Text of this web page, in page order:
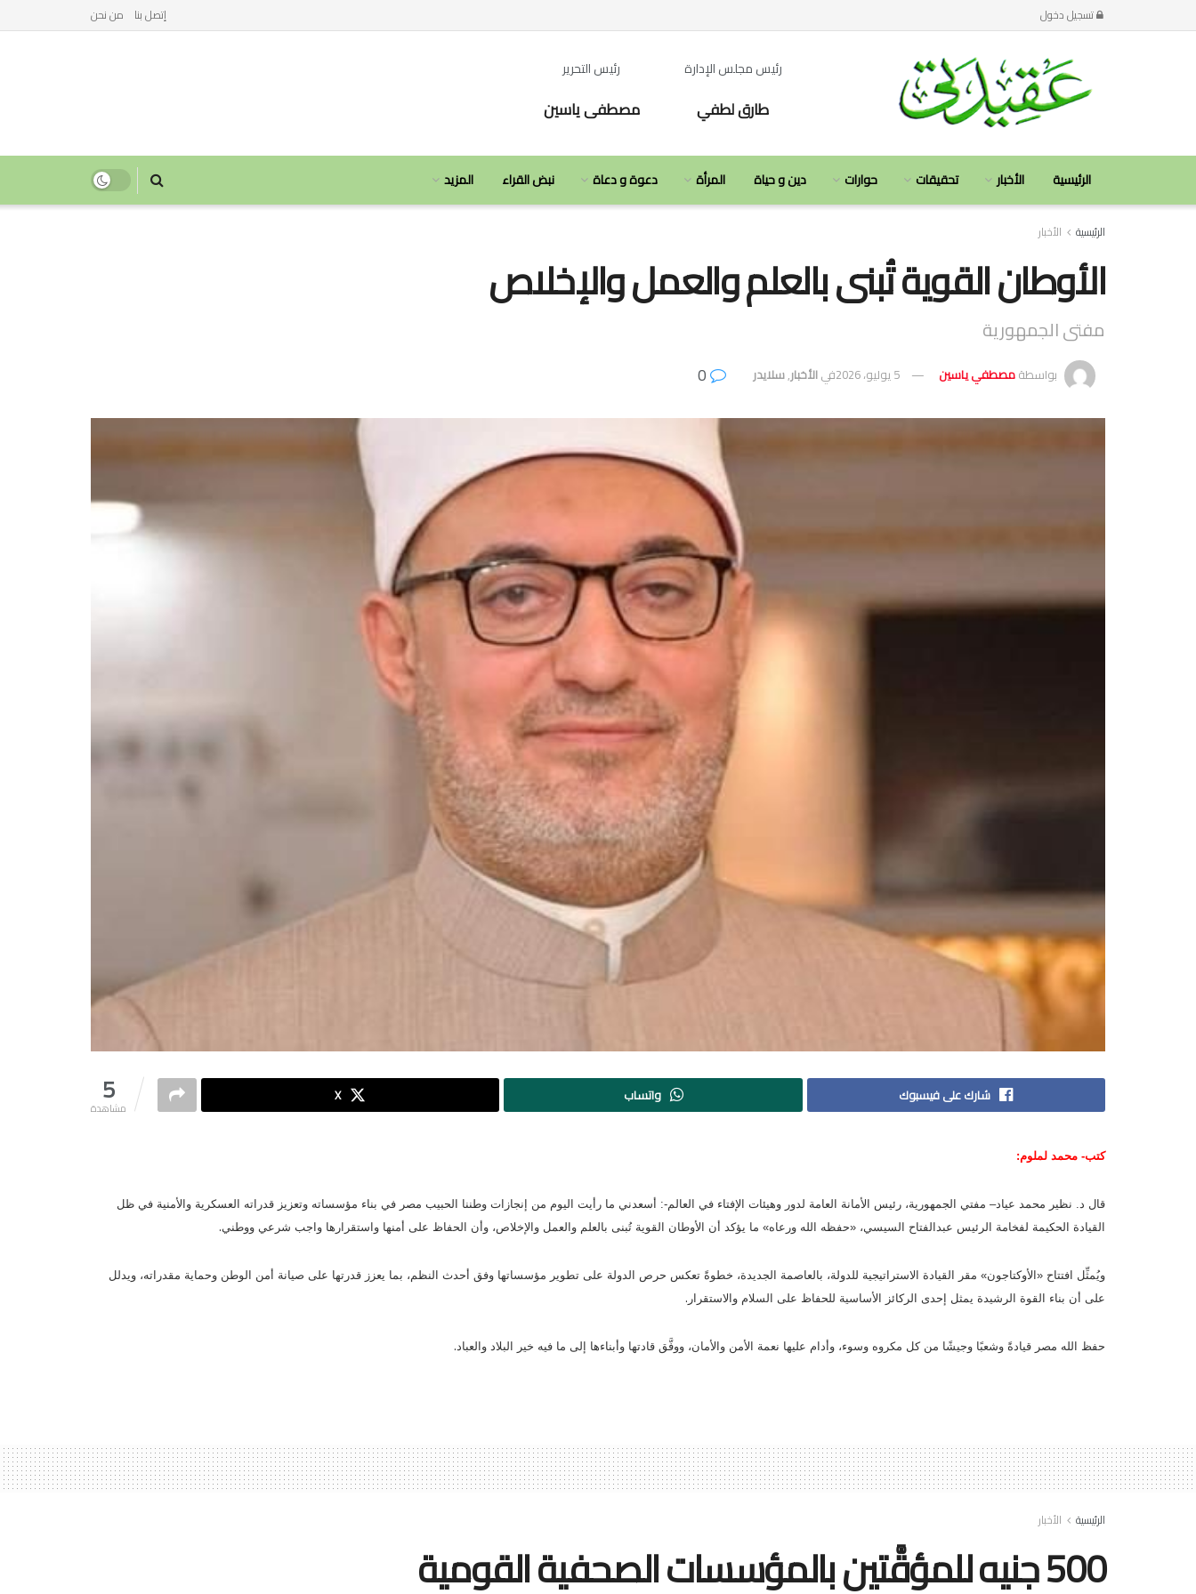
تسجيل دخول إتصل بنا من نحن
رئيس مجلس الإدارة
طارق لطفي
رئيس التحرير
مصطفى ياسين
الرئيسية الأخبار تحقيقات حوارات دين و حياة المرأة دعوة و دعاة نبض القراء المزيد
الرئيسية الأخبار
الأوطان القوية تُبنى بالعلم والعمل والإخلاص
مفتى الجمهورية
بواسطةمصطفي ياسين 5 يوليو، 2026 فيالأخبار,سلايدر
5
مشاهدة
شارك على فيسبوك واتساب X
كتب- محمد لملوم:
قال د. نظير محمد عياد– مفتي الجمهورية، رئيس الأمانة العامة لدور وهيئات الإفتاء في العالم-: أسعدني ما رأيت اليوم من إنجازات وطننا الحبيب مصر في بناء مؤسساته وتعزيز قدراته العسكرية والأمنية في ظل
القيادة الحكيمة لفخامة الرئيس عبدالفتاح السيسي، «حفظه الله ورعاه» ما يؤكد أن الأوطان القوية تُبنى بالعلم والعمل والإخلاص، وأن الحفاظ على أمنها واستقرارها واجب شرعي ووطني.
ويُمثِّل افتتاح «الأوكتاجون» مقر القيادة الاستراتيجية للدولة، بالعاصمة الجديدة، خطوةً تعكس حرص الدولة على تطوير مؤسساتها وفق أحدث النظم، بما يعزز قدرتها على صيانة أمن الوطن وحماية مقدراته، ويدلل
على أن بناء القوة الرشيدة يمثل إحدى الركائز الأساسية للحفاظ على السلام والاستقرار .
حفظ الله مصر قيادةً وشعبًا وجيشًا من كل مكروه وسوء، وأدام عليها نعمة الأمن والأمان، ووفَّق قادتها وأبناءها إلى ما فيه خير البلاد والعباد.
الرئيسية الأخبار
500 جنيه للمؤقَّتين بالمؤسسات الصحفية القومية